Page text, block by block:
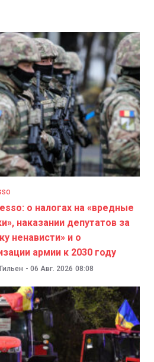
о налогах на «вредные
наказании депутатов за
ненависти» и о
армии к 2030 году
- 06 Авг. 2026 08:08